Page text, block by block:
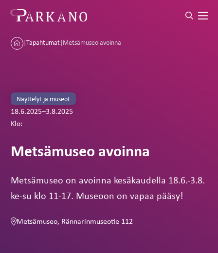
|Tapahtumat|Metsämuseo avoinna
Näyttelyt ja museot
18.6.2025–3.8.2025
Klo:
Metsämuseo avoinna
Metsämuseo on avoinna kesäkaudella 18.6.-3.8.
ke-su klo 11-17. Museoon on vapaa pääsy!
Metsämuseo, Rännarinmuseotie 112